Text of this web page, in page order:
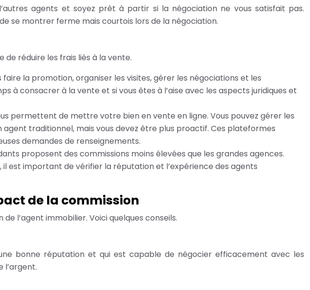
agents et soyez prêt à partir si la négociation ne vous satisfait pas.
se montrer ferme mais courtois lors de la négociation.
réduire les frais liés à la vente.
la promotion, organiser les visites, gérer les négociations et les
consacrer à la vente et si vous êtes à l’aise avec les aspects juridiques et
permettent de mettre votre bien en vente en ligne. Vous pouvez gérer les
traditionnel, mais vous devez être plus proactif. Ces plateformes
demandes de renseignements.
proposent des commissions moins élevées que les grandes agences.
est important de vérifier la réputation et l’expérience des agents
de la commission
l’agent immobilier. Voici quelques conseils.
bonne réputation et qui est capable de négocier efficacement avec les